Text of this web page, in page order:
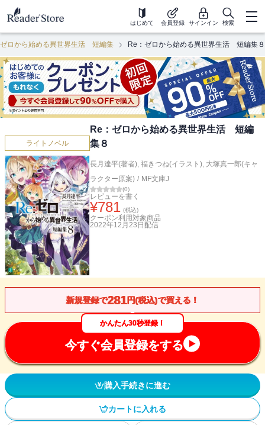
はじめて 会員登録 サインイン 検索
ロから始める異世界生活 短編集 Re：ゼロから始める異世界生活 短編集８
ライトノベル
Re：ゼロから始める異世界生活 短編
集８
長月達平(著者), 福きつね(イラスト), 大塚真一郎(キャ
ラクター原案) / MF文庫J
(0)
レビューを書く
¥781 (税込)
クーポン利用対象商品
2022年12月23日 配信
新規登録で281 円(税込)で買える！
かんたん30秒登録！
今すぐ会員登録をする
購入手続きに進む
カートに入れる